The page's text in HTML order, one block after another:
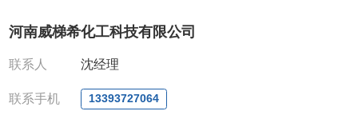
144.13
公司拥有一批长期从事精细化学品开发和生
产的高级技术人员，以及设备齐全的研发实验室和中
试车间，店铺内只有部分产品，如需其他产品也可咨
河南威梯希化工科技有限公司
联系人 沈经理
联系手机 13393727064